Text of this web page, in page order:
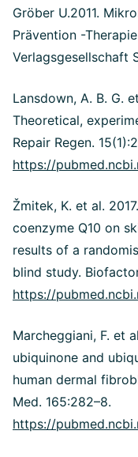
Gröber U.2011.
Prävention -
Verlagsgesellschaft
Lansdown, A. B. G.
Theoretical,
Repair Regen.
https://
Žmitek, K. et al.
coenzyme Q10 on
results of a
blind study.
https://
Marcheggiani, F. et
ubiquinone and
human dermal
Med. 165:282–8.
https://